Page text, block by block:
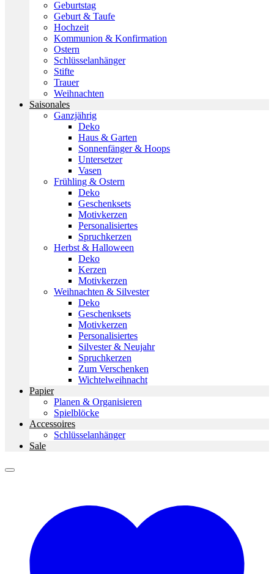
Geburtstag
Geburt & Taufe
Hochzeit
Kommunion & Konfirmation
Ostern
Schlüsselanhänger
Stifte
Trauer
Weihnachten
Saisonales
Ganzjährig
Deko
Haus & Garten
Sonnenfänger & Hoops
Untersetzer
Vasen
Frühling & Ostern
Deko
Geschenksets
Motivkerzen
Personalisiertes
Spruchkerzen
Herbst & Halloween
Deko
Kerzen
Motivkerzen
Weihnachten & Silvester
Deko
Geschenksets
Motivkerzen
Personalisiertes
Silvester & Neujahr
Spruchkerzen
Zum Verschenken
Wichtelweihnacht
Papier
Planen & Organisieren
Spielblöcke
Accessoires
Schlüsselanhänger
Sale